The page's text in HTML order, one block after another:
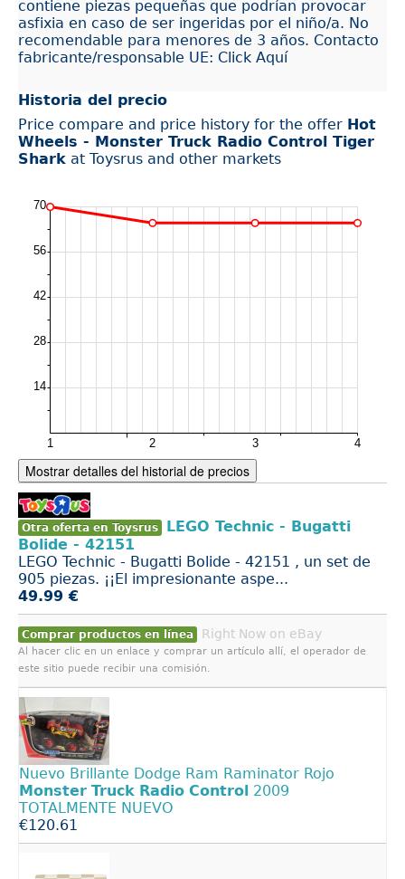
contiene piezas pequeñas que podrían provocar
asfixia en caso de ser ingeridas por el niño/a. No
recomendable para menores de 3 años. Contacto
fabricante/responsable UE: Click Aquí
Historia del precio
Price compare and price history for the offer Hot
Wheels - Monster Truck Radio Control Tiger
Shark at Toysrus and other markets
Mostrar detalles del historial de precios
Otra oferta en Toysrus
LEGO Technic - Bugatti
Bolide - 42151
LEGO Technic - Bugatti Bolide - 42151 , un set de
905 piezas. ¡¡El impresionante aspe...
49.99 €
Comprar productos en línea Right Now on eBay
Al hacer clic en un enlace y comprar un artículo allí, el operador de
este sitio puede recibir una comisión.
Nuevo Brillante Dodge Ram Raminator Rojo
Monster Truck Radio Control 2009
TOTALMENTE NUEVO
€120.61